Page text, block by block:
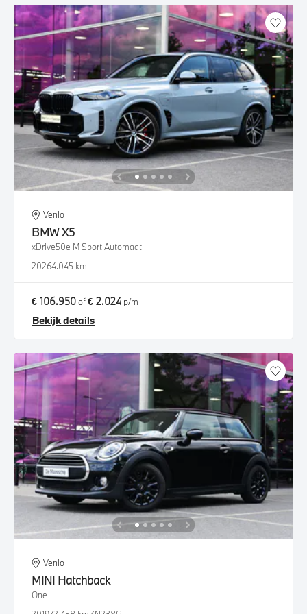
Venlo
BMWX5
xDrive50e M Sport Automaat
20264.045 km
€ 106.950of€ 2.024 p/m
Bekijk details
Venlo
MINI Hatchback
One